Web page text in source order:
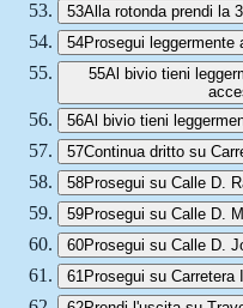
53Alla rotonda prendi la
54Prosegui leggermente
55Al bivio tieni
56Al bivio tieni
57Continua dritto su
58Prosegui su Calle D.
59Prosegui su Calle D.
60Prosegui su Calle D.
61 Prosegui su Carretera